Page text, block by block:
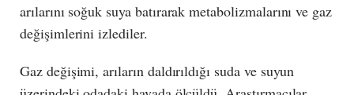
arılarını soğuk suya batırarak metabolizmalarını ve gaz
değişimlerini izlediler.
Gaz değişimi, arıların daldırıldığı suda ve suyun